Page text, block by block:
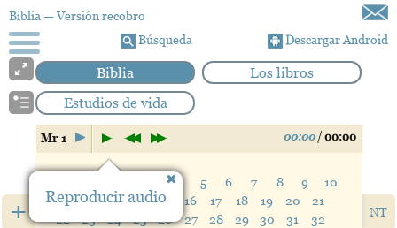
Biblia — Versión recobro
Búsqueda
Descargar Android
Biblia
Los libros
Estudios de vida
+
NT
Mr 1 00:00 / 00:00
4 5 6 7 8 9
10
11
12 13 14 15 16 17 18 19 20
21
22
23 24 25 26 27 28 29 30 31
32
Reproducir audio